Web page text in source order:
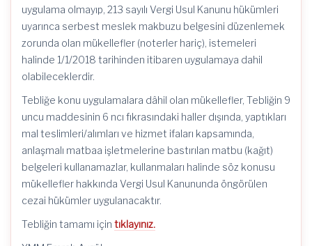
uygulama olmayıp, 213 sayılı Vergi Usul Kanunu hükümleri
uyarınca serbest meslek makbuzu belgesini düzenlemek
zorunda olan mükellefler (noterler hariç), istemeleri
halinde 1/1/2018 tarihinden itibaren uygulamaya dahil
olabileceklerdir.
Tebliğe konu uygulamalara dâhil olan mükellefler, Tebliğin 9
uncu maddesinin 6 ncı fıkrasındaki haller dışında, yaptıkları
mal teslimleri/alımları ve hizmet ifaları kapsamında,
anlaşmalı matbaa işletmelerine bastırılan matbu (kağıt)
belgeleri kullanamazlar, kullanmaları halinde söz konusu
mükellefler hakkında Vergi Usul Kanununda öngörülen
cezai hükümler uygulanacaktır.
Tebliğin tamamı için tıklayınız.